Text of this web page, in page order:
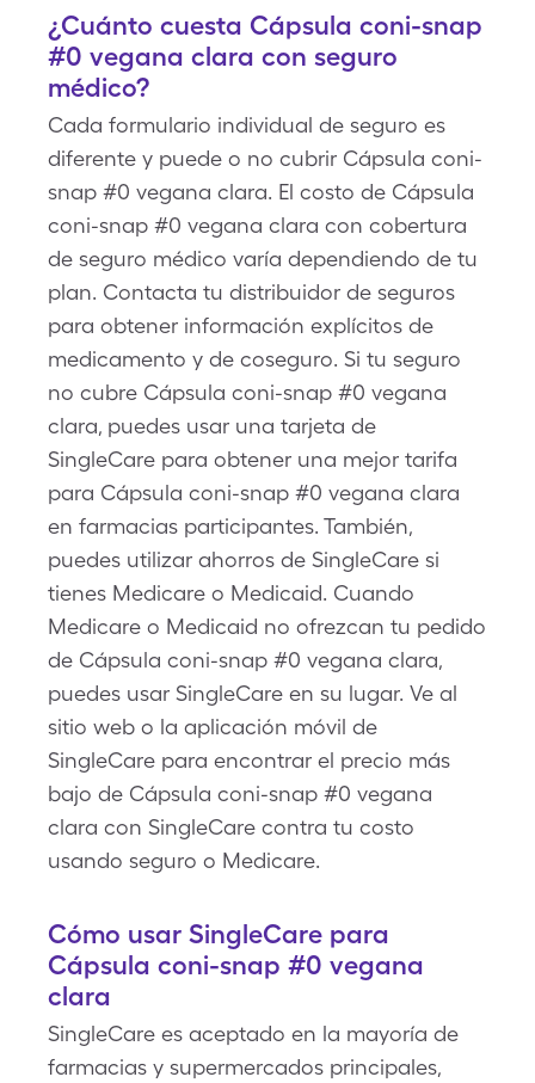
¿Cuánto cuesta Cápsula coni-snap
#0 vegana clara con seguro
médico?
Cada formulario individual de seguro es
diferente y puede o no cubrir Cápsula coni-
snap #0 vegana clara. El costo de Cápsula
coni-snap #0 vegana clara con cobertura
de seguro médico varía dependiendo de tu
plan. Contacta tu distribuidor de seguros
para obtener información explícitos de
medicamento y de coseguro. Si tu seguro
no cubre Cápsula coni-snap #0 vegana
clara, puedes usar una tarjeta de
SingleCare para obtener una mejor tarifa
para Cápsula coni-snap #0 vegana clara
en farmacias participantes. También,
puedes utilizar ahorros de SingleCare si
tienes Medicare o Medicaid. Cuando
Medicare o Medicaid no ofrezcan tu pedido
de Cápsula coni-snap #0 vegana clara,
puedes usar SingleCare en su lugar. Ve al
sitio web o la aplicación móvil de
SingleCare para encontrar el precio más
bajo de Cápsula coni-snap #0 vegana
clara con SingleCare contra tu costo
usando seguro o Medicare.
Cómo usar SingleCare para
Cápsula coni-snap #0 vegana
clara
SingleCare es aceptado en la mayoría de
farmacias y supermercados principales,